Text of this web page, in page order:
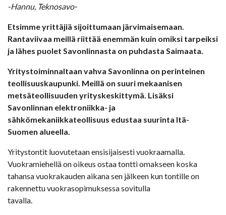
-Hannu, Teknosavo-
Etsimme yrittäjiä sijoittumaan järvimaisemaan.
Rantaviivaa meillä riittää enemmän kuin omiksi tarpeiksi
ja lähes puolet Savonlinnasta on puhdasta Saimaata.
Yritystoiminnaltaan vahva Savonlinna on perinteinen
teollisuuskaupunki. Meillä on suuri mekaanisen
metsäteollisuuden yrityskeskittymä. Lisäksi
Savonlinnan elektroniikka- ja
sähkömekaniikkateollisuus edustaa suurinta Itä-
Suomen alueella.
Yritystontit luovutetaan ensisijaisesti vuokraamalla.
Vuokramiehellä on oikeus ostaa tontti omakseen koska
tahansa vuokrakauden aikana sen jälkeen kun tontille on
rakennettu vuokrasopimuksessa sovitulla
tavalla.